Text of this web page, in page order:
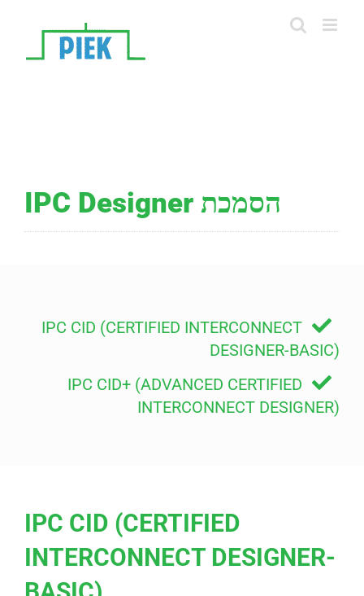
הסמכת IPC Designer
IPC CID (CERTIFIED INTERCONNECT
DESIGNER-BASIC)
IPC CID+ (ADVANCED CERTIFIED
INTERCONNECT DESIGNER)
IPC CID (CERTIFIED
INTERCONNECT DESIGNER-